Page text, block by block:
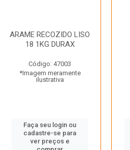
ARAME RECOZIDO LISO
18 1KG DURAX
Código: 47003
*Imagem meramente
ilustrativa
Faça seu login ou
cadastre-se para
ver preços e